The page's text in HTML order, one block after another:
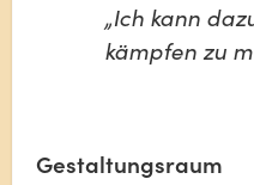
„Ich kann
kämpfen zu
Gestaltungsraum